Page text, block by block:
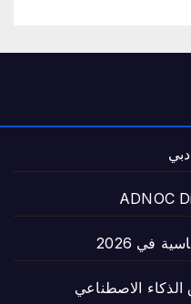
ADNOC
في 2026
الاصطناعي